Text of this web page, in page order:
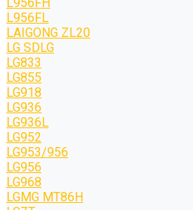
L956FL
LAIGONG ZL20
LG SDLG
LG833
LG855
LG918
LG936
LG936L
LG952
LG953/956
LG956
LG968
LGMG MT86H